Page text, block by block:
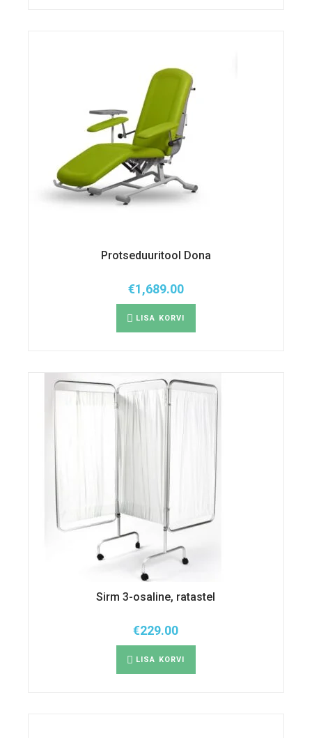
Protseduuritool Dona
€1,689.00
LISA KORVI
Sirm 3-osaline, ratastel
€229.00
LISA KORVI